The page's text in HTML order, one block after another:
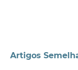
Artigos